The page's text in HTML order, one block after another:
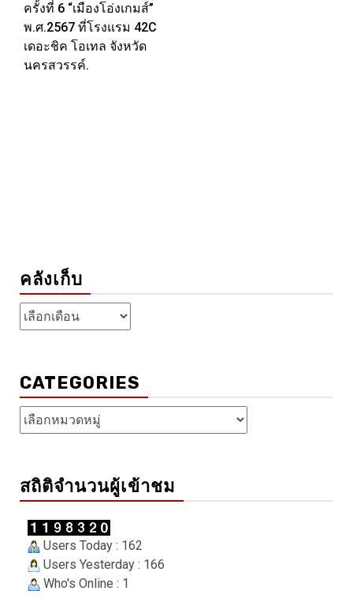
ครั้งที่ 6 “เมืองโอ่งเกมส์”
พ.ศ.2567 ที่โรงแรม 42C
เดอะชิค โอเทล จังหวัด
นครสวรรค์.
คลังเก็บ
คลัง
เก็บ
CATEGORIES
Categories
สถิติจำนวนผู้เข้าชม
Users Today : 162
Users Yesterday : 166
Who's Online : 1